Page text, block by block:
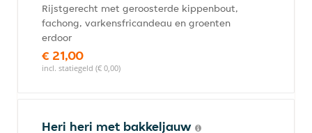
Rijstgerecht met geroosterde kippenbout,
fachong, varkensfricandeau en groenten
erdoor
€ 21,00
incl. statiegeld (€ 0,00)
Heri heri met bakkeljauw